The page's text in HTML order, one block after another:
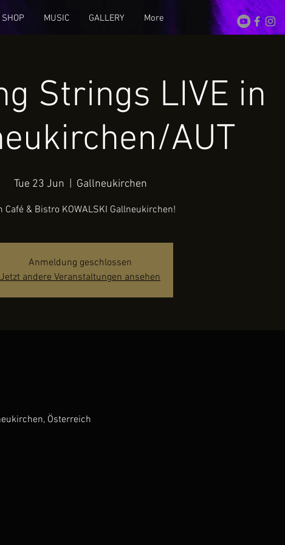
SHOP MUSIC GALLERY More
Strings LIVE in
AUT
Tue 23 Jun Gallneukirchen
Café & Bistro KOWALSKI Gallneukirchen!
Anmeldung geschlossen
Jetzt andere Veranstaltungen ansehen
Österreich